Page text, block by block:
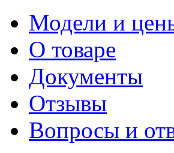
Модели и
О товаре
Документы
Отзывы
Вопросы и